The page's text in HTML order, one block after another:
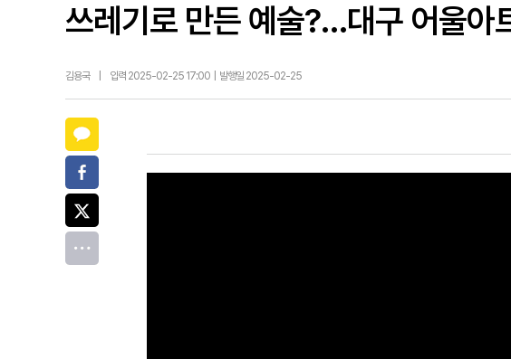
쓰레기로 만든 예술?…대구 어울아
김용국 입력 2025-02-25 17:00 | 발행일 2025-02-25